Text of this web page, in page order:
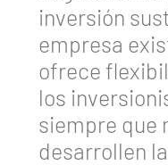
inversión
empresa
ofrece
los
siempre que
desarrollen